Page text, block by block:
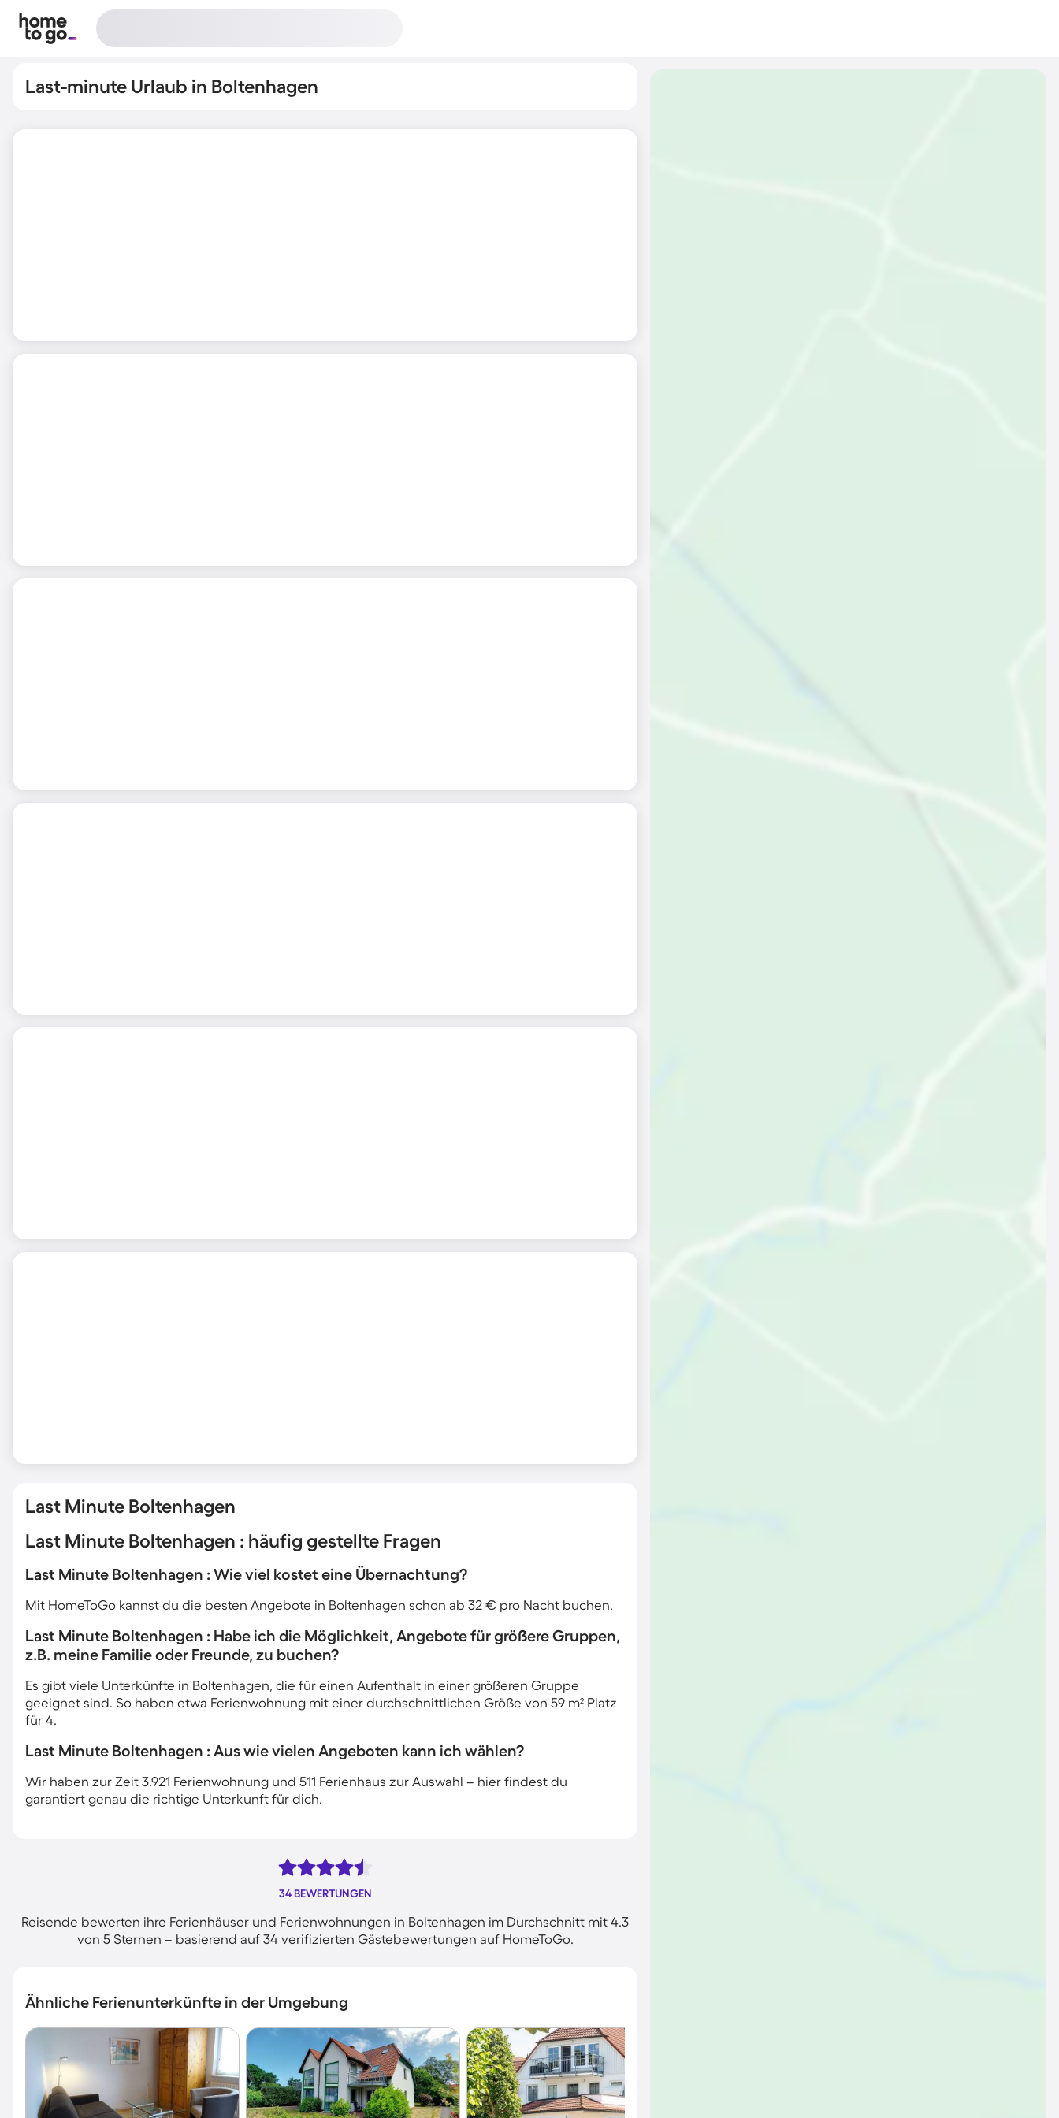
Last-minute Urlaub in Boltenhagen
Last Minute Boltenhagen
Last Minute Boltenhagen : häufig gestellte Fragen
Last Minute Boltenhagen : Wie viel kostet eine Übernachtung?
Mit HomeToGo kannst du die besten Angebote in Boltenhagen schon ab 32 € pro Nacht buchen.
Last Minute Boltenhagen : Habe ich die Möglichkeit, Angebote für größere Gruppen,
z.B. meine Familie oder Freunde, zu buchen?
Es gibt viele Unterkünfte in Boltenhagen, die für einen Aufenthalt in einer größeren Gruppe
geeignet sind. So haben etwa Ferienwohnung mit einer durchschnittlichen Größe von 59 m² Platz
für 4.
Last Minute Boltenhagen : Aus wie vielen Angeboten kann ich wählen?
Wir haben zur Zeit 3.921 Ferienwohnung und 511 Ferienhaus zur Auswahl – hier findest du
garantiert genau die richtige Unterkunft für dich.
34 BEWERTUNGEN
Reisende bewerten ihre Ferienhäuser und Ferienwohnungen in Boltenhagen im Durchschnitt mit 4.3
von 5 Sternen – basierend auf 34 verifizierten Gästebewertungen auf HomeToGo.
Ähnliche Ferienunterkünfte in der Umgebung